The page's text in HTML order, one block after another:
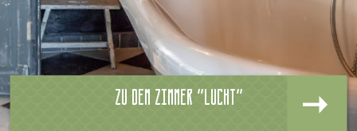
Zu dem zimmer "Lucht"